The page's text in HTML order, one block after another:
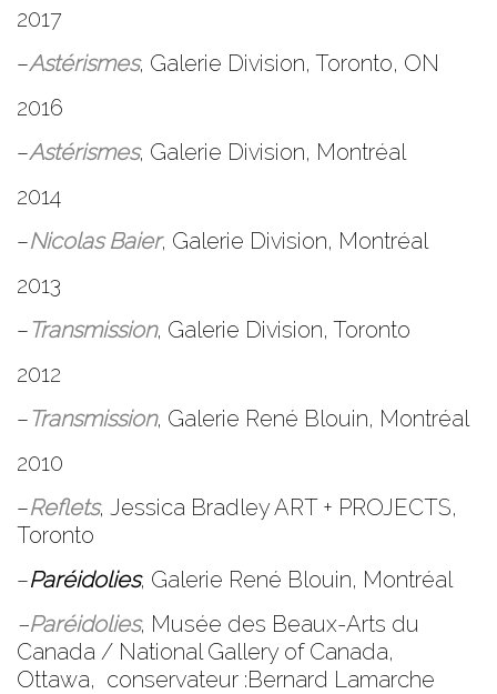
2017
–Astérismes, Galerie Division, Toronto, ON
2016
–Astérismes, Galerie Division, Montréal
2014
–Nicolas Baier, Galerie Division, Montréal
2013
– Transmission, Galerie Division, Toronto
2012
– Transmission, Galerie René Blouin, Montréal
2010
–Reflets, Jessica Bradley ART + PROJECTS,
Toronto
–Paréidolies, Galerie René Blouin, Montréal
–Paréidolies, Musée des Beaux-Arts du
Canada / National Gallery of Canada,
Ottawa, conservateur :Bernard Lamarche